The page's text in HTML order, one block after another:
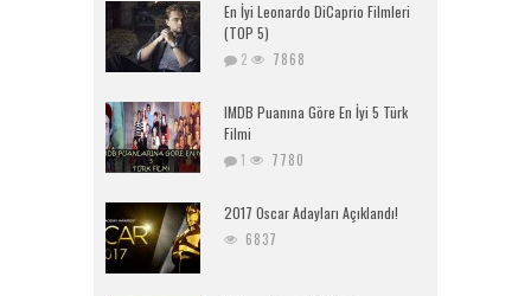
En İyi Leonardo DiCaprio Filmleri
(TOP 5)
2 7868
IMDB Puanına Göre En İyi 5 Türk
Filmi
1 7780
2017 Oscar Adayları Açıklandı!
6837